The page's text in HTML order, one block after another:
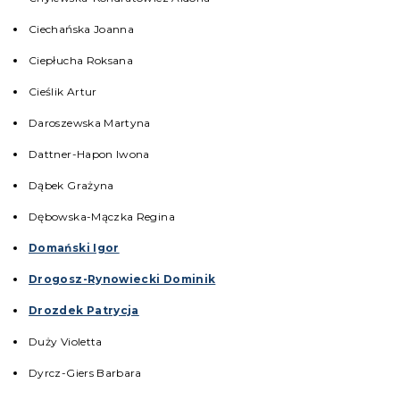
Ciechańska Joanna
Ciepłucha Roksana
Cieślik Artur
Daroszewska Martyna
Dattner-Hapon Iwona
Dąbek Grażyna
Dębowska-Mączka Regina
Domański Igor
Drogosz-Rynowiecki Dominik
Drozdek Patrycja
Duży Violetta
Dyrcz-Giers Barbara